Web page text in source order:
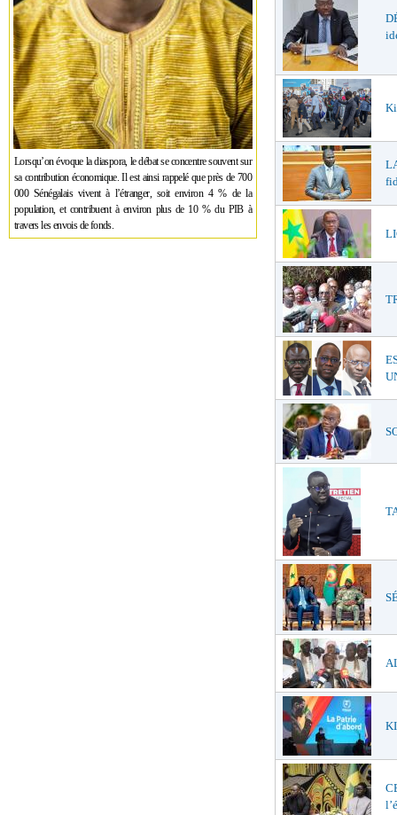
Lorsqu’on évoque la diaspora, le débat se concentre souvent sur
sa contribution économique. Il est ainsi rappelé que près de 700
000 Sénégalais vivent à l’étranger, soit environ 4 % de la
population, et contribuent à environ plus de 10 % du PIB à
travers les envois de fonds.